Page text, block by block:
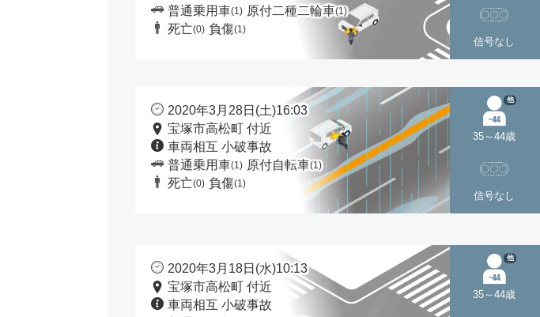
普通乗用車(1) 原付二種二輪車(1)
死亡(0) 負傷(1)
信号なし
2020年3月28日(土)16:03
宝塚市高松町 付近
車両相互 小破事故
普通乗用車(1) 原付自転車(1)
死亡(0) 負傷(1)
35～44歳
他
信号なし
2020年3月18日(水)10:13
宝塚市高松町 付近
車両相互 小破事故
35～44歳
他